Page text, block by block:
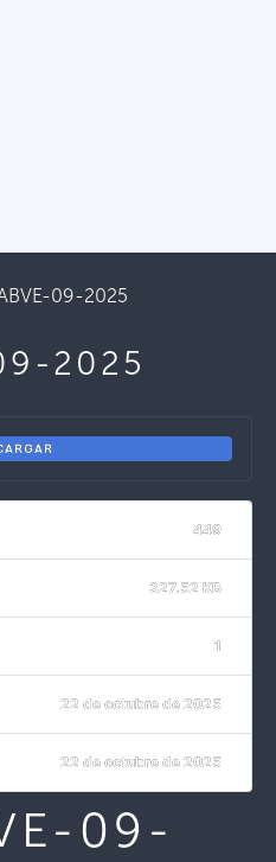
09-2025
2025
449
327.52 KB
1
22 de octubre de 2025
22 de octubre de 2025
09-